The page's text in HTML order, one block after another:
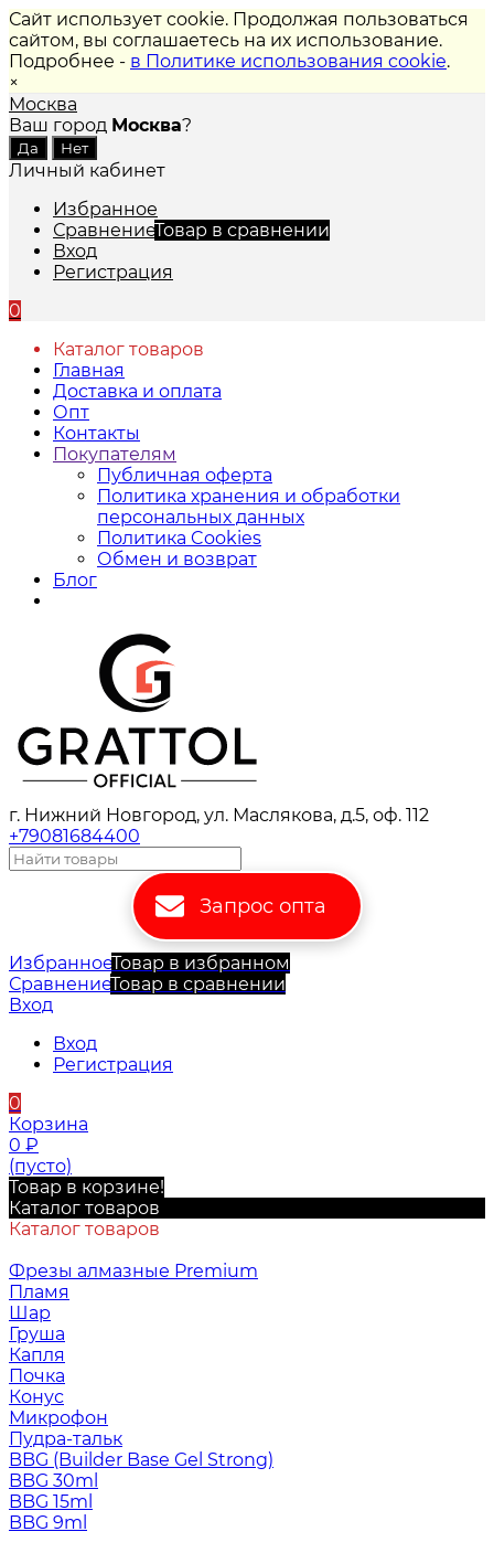
Сайт использует cookie. Продолжая пользоваться
сайтом, вы соглашаетесь на их использование.
Подробнее - в Политике использования cookie.
×
Москва
Ваш город Москва?
Личный кабинет
Избранное
СравнениеТовар в сравнении
Вход
Регистрация
0
Каталог товаров
Главная
Доставка и оплата
Опт
Контакты
Покупателям
Публичная оферта
Политика хранения и обработки
персональных данных
Политика Cookies
Обмен и возврат
Блог
г. Нижний Новгород, ул. Маслякова, д.5, оф. 112
+79081684400
Запрос опта
ИзбранноеТовар в избранном
СравнениеТовар в сравнении
Вход
Вход
Регистрация
0
Корзина
0 ₽
(пусто)
Товар в корзине!
Каталог товаров
Каталог товаров
Фрезы алмазные Premium
Пламя
Шар
Груша
Капля
Почка
Конус
Микрофон
Пудра-тальк
BBG (Builder Base Gel Strong)
BBG 30ml
BBG 15ml
BBG 9ml